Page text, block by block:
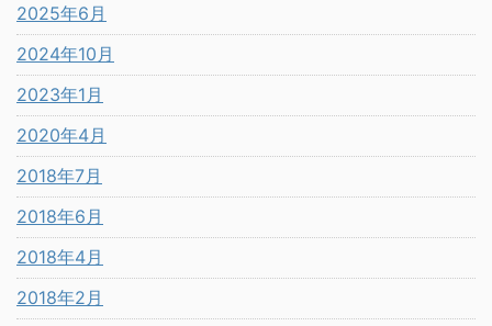
2025年6月
2024年10月
2023年1月
2020年4月
2018年7月
2018年6月
2018年4月
2018年2月